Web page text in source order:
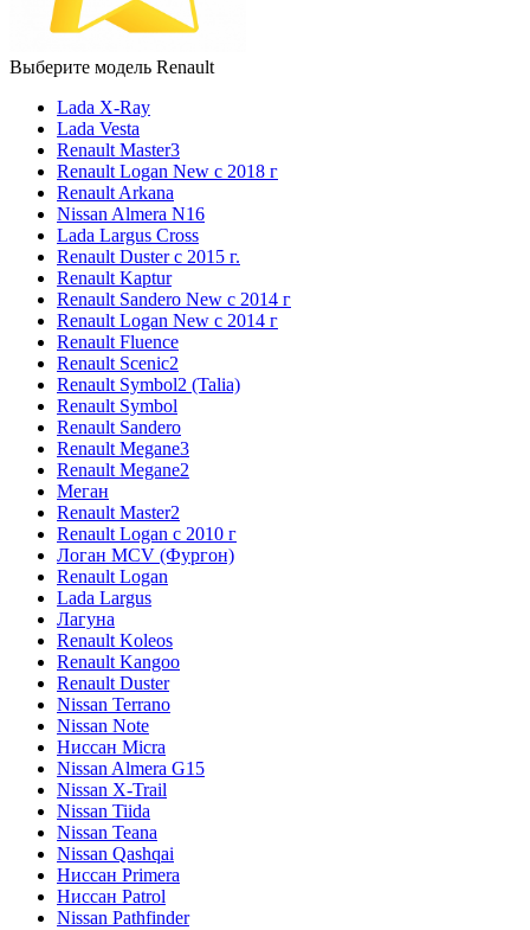
Выберите модель Renault
Lada X-Ray
Lada Vesta
Renault Master3
Renault Logan New с 2018 г
Renault Arkana
Nissan Almera N16
Lada Largus Cross
Renault Duster с 2015 г.
Renault Kaptur
Renault Sandero New с 2014 г
Renault Logan New с 2014 г
Renault Fluence
Renault Scenic2
Renault Symbol2 (Talia)
Renault Symbol
Renault Sandero
Renault Megane3
Renault Megane2
Меган
Renault Master2
Renault Logan c 2010 г
Логан МСV (Фургон)
Renault Logan
Lada Largus
Лагуна
Renault Koleos
Renault Kangoo
Renault Duster
Nissan Terrano
Nissan Note
Ниссан Micra
Nissan Almera G15
Nissan X-Trail
Nissan Tiida
Nissan Teana
Nissan Qashqai
Ниссан Primera
Ниссан Patrol
Nissan Pathfinder